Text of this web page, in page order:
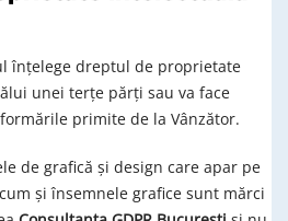
înțelege dreptul de proprietate
unei terțe părți sau va face
primite de la Vânzător.
de grafică și design care apar pe
și însemnele grafice sunt mărci